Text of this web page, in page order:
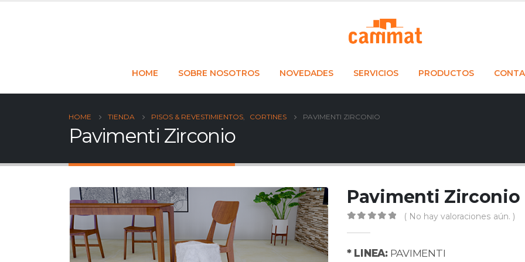
HOME SOBRE NOSOTROS NOVEDADES SERVICIOS PRODUCTOS
HOME TIENDA PISOS & REVESTIMIENTOS CORTINES PAVIMENTI ZIRCONIO
Pavimenti Zirconio
Pavimenti Zirconio
( No hay valoraciones aún. )
* LINEA:PAVIMENTI